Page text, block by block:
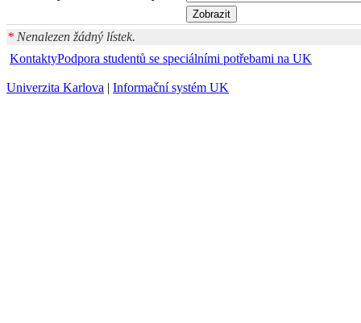
* Nenalezen žádný lístek.
KontaktyPodpora studentů se speciálními potřebami na UK
Univerzita Karlova | Informační systém UK